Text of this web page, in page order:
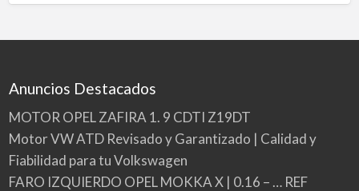
Anuncios Destacados
MOTOR OPEL ZAFIRA 1. 9 CDTI Z19DT
Motor VW ATD Revisado y Garantizado | Calidad y
Fiabilidad para tu Volkswagen
FARO IZQUIERDO OPEL MOKKA X | 0.16 – … REF